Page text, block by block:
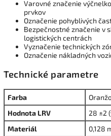
Varovné značenie
prvkov
Označenie pohyblivých
Bezpečnostné značenie v
logistických centrách
Vyznačenie technických
Označenie nákladných
Technické parametre
Farba
Hodnota LRV
28 ±2
Materiál
0,128